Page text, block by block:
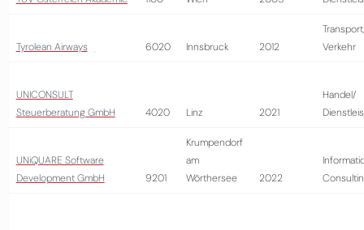
Tyrolean Airways 6020 Innsbruck 2012
Verkehr
UNICONSULT
Steuerberatung GmbH
4020 Linz 2021
Handel/
UNiQUARE Software
Development GmbH
9201
Krumpendorf
am
Wörthersee
2022